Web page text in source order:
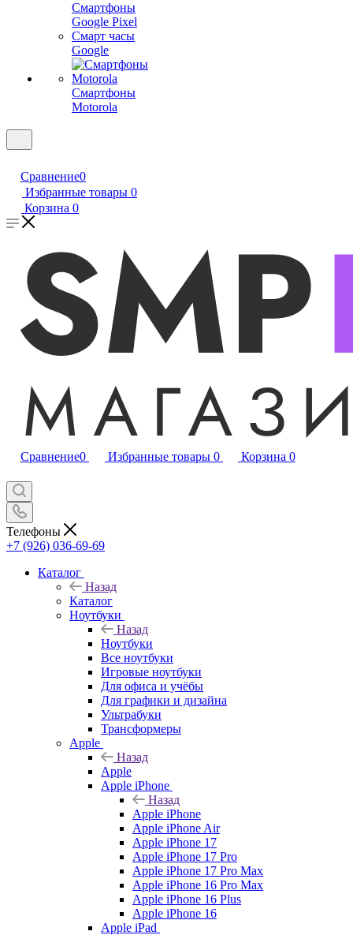
Смартфоны
Google Pixel
Смарт часы
Google
Смартфоны
Motorola
Сравнение0
Избранные товары 0
Корзина 0
Сравнение0 Избранные товары 0 Корзина 0
Телефоны
+7 (926) 036-69-69
Каталог
Назад
Каталог
Ноутбуки
Назад
Ноутбуки
Все ноутбуки
Игровые ноутбуки
Для офиса и учёбы
Для графики и дизайна
Ультрабуки
Трансформеры
Apple
Назад
Apple
Apple iPhone
Назад
Apple iPhone
Apple iPhone Air
Apple iPhone 17
Apple iPhone 17 Pro
Apple iPhone 17 Pro Max
Apple iPhone 16 Pro Max
Apple iPhone 16 Plus
Apple iPhone 16
Apple iPad